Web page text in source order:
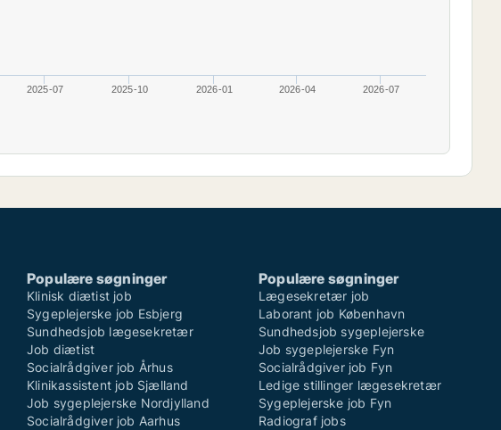
2025-07 2025-10 2026-01 2026-04 2026-07
Populære søgninger
Klinisk diætist job
Sygeplejerske job Esbjerg
Sundhedsjob lægesekretær
Job diætist
Socialrådgiver job Århus
Klinikassistent job Sjælland
Job sygeplejerske Nordjylland
Socialrådgiver job Aarhus
Populære søgninger
Lægesekretær job
Laborant job København
Sundhedsjob sygeplejerske
Job sygeplejerske Fyn
Socialrådgiver job Fyn
Ledige stillinger lægesekretær
Sygeplejerske job Fyn
Radiograf jobs